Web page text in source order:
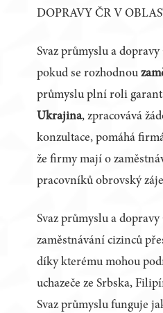
DOPRAVY ČR V
Svaz průmyslu a
pokud se rozhodnou
průmyslu plní roli
Ukrajina, zpracovává
konzultace, pomáhá
že firmy mají o
pracovníků obrovský
Svaz průmyslu a dopravy
zaměstnávání cizinců
díky kterému mohou
uchazeče ze Srbska,
Svaz průmyslu funguje